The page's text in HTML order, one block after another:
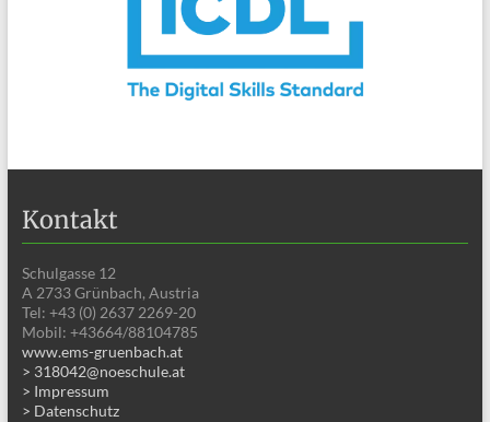
Kontakt
Schulgasse 12
A 2733 Grünbach, Austria
Tel: +43 (0) 2637 2269-20
Mobil: +43664/88104785
www.ems-gruenbach.at
> 318042@noeschule.at
> Impressum
> Datenschutz